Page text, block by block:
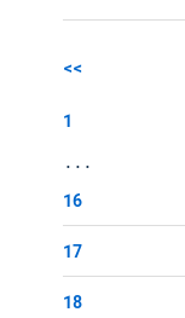
<<
1
...
16
17
18